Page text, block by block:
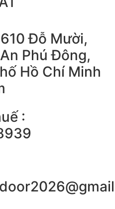
Đỗ Mười,
Phú Đông,
Hồ Chí Minh
: